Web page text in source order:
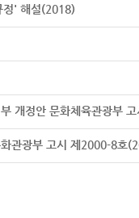
정' 해설(2018)
개정안 문화체육관광부
관광부 고시 제2000-8호